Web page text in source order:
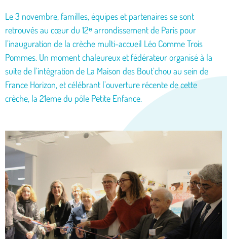
Le 3 novembre, familles, équipes et partenaires se sont
retrouvés au cœur du 12ᵉ arrondissement de Paris pour
l’inauguration de la crèche multi-accueil Léo Comme Trois
Pommes. Un moment chaleureux et fédérateur organisé à la
suite de l’intégration de La Maison des Bout’chou au sein de
France Horizon, et célébrant l’ouverture récente de cette
crèche, la 21eme du pôle Petite Enfance.